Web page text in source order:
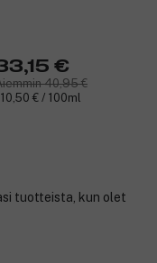
€
40,95 €
€ / 100ml
tuotteista, kun olet